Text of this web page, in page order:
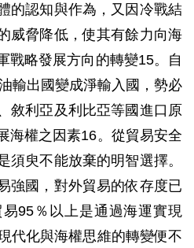
的認知與作為，又因冷戰結
威脅降低，使其有餘力向海
戰略發展方向的轉變15。自
輸出國變成淨輸入國，勢必
敘利亞及利比亞等國進口原
海權之因素16。從貿易安全
須臾不能放棄的明智選擇。
強國，對外貿易的依存度已
95％以上是通過海運實現
代化與海權思維的轉變便不